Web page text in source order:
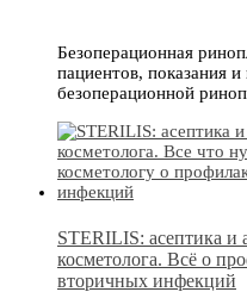
Безоперационная
пациентов, показания
безоперационной
STERILIS: асептика и
косметолога. Всё о
вторичных инфекций